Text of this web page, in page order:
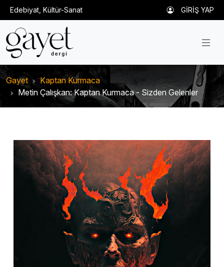
Edebiyat, Kültür-Sanat GİRİŞ YAP
Gayet
Kaptan Kurmaca
Metin Çalışkan: Kaptan Kurmaca - Sizden Gelenler